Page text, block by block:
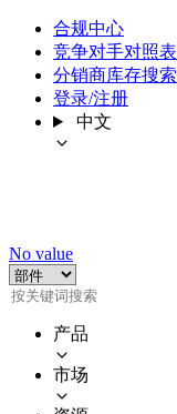
合规中心
竞争对手对照表
分销商库存搜索
登录/注册
中文
No value
产品
市场